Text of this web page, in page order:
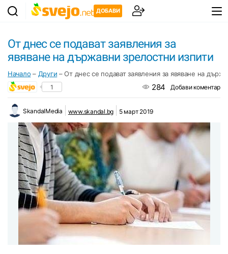
ДОБАВИ
От днес се подават заявления за
явяване на държавни зрелостни изпити
Начало – Други –От днес се подават заявления за явяване на
1 284 Добави коментар
SkandalMedia www.skandal.bg 5 март 2019